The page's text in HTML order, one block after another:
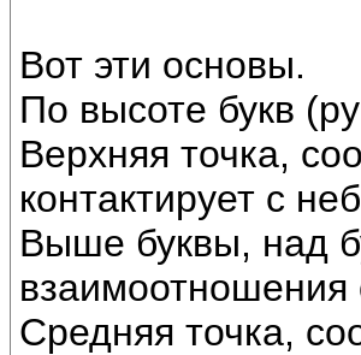
Вот эти основы.
По высоте букв
Верхняя точка,
контактирует с
Выше буквы, над
Средняя точка,